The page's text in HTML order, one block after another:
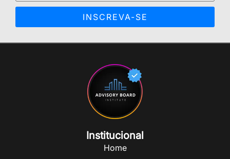
INSCREVA-SE
Institucional
Home